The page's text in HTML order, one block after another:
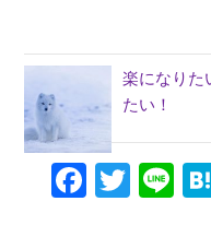
楽になり
たい！